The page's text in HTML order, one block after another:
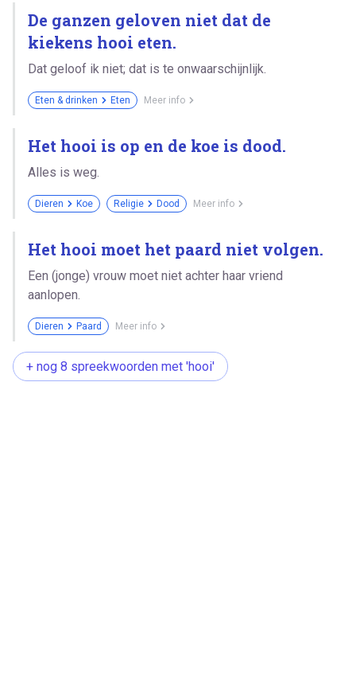
De ganzen geloven niet dat de
kiekens hooi eten.
Dat geloof ik niet; dat is te onwaarschijnlijk.
Eten & drinken Eten Meer info
Het hooi is op en de koe is dood.
Alles is weg.
Dieren Koe Religie Dood Meer info
Het hooi moet het paard niet volgen.
Een (jonge) vrouw moet niet achter haar vriend
aanlopen.
Dieren Paard Meer info
+ nog 8 spreekwoorden met 'hooi'